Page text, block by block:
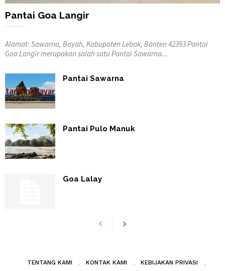
Pantai Goa Langir
Alamat: Sawarna, Bayah, Kabupaten Lebak, Banten 42393 Pantai
Goa Langir merupakan salah satu Pantai Sawarna...
Pantai Sawarna
Pantai Pulo Manuk
Goa Lalay
TENTANG KAMI KONTAK KAMI KEBIJAKAN PRIVASI